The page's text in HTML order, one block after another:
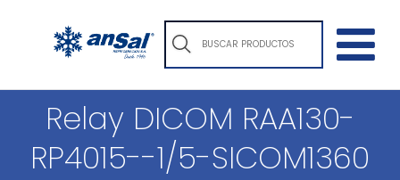
Relay DICOM RAA130-
RP4015--1/5-SICOM1360